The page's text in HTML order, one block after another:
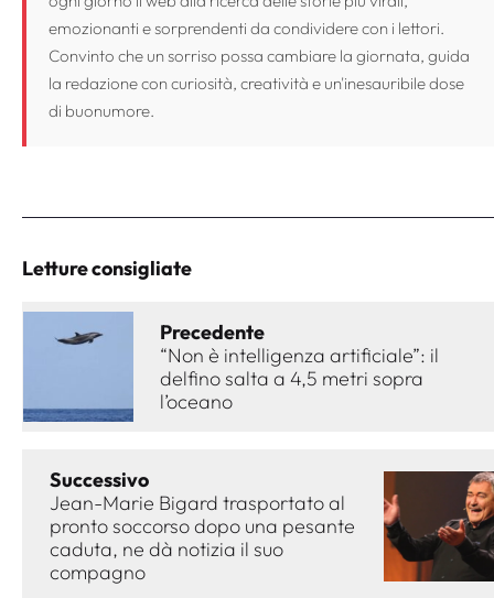
emozionanti e sorprendenti da condividere con i lettori.
Convinto che un sorriso possa cambiare la giornata, guida
la redazione con curiosità, creatività e un'inesauribile dose
di buonumore.
Letture consigliate
Precedente
“Non è intelligenza artificiale”: il
delfino salta a 4,5 metri sopra
l’oceano
Successivo
Jean-Marie Bigard trasportato al
pronto soccorso dopo una pesante
caduta, ne dà notizia il suo
compagno